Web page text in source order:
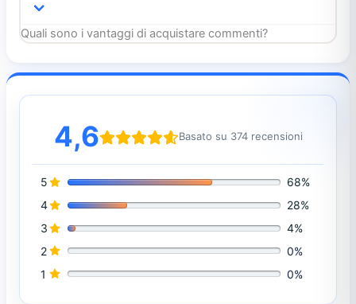
Quali sono i vantaggi di acquistare commenti?
4,6 Basato su 374 recensioni
5
68%
4
28%
3
4%
2
0%
1
0%